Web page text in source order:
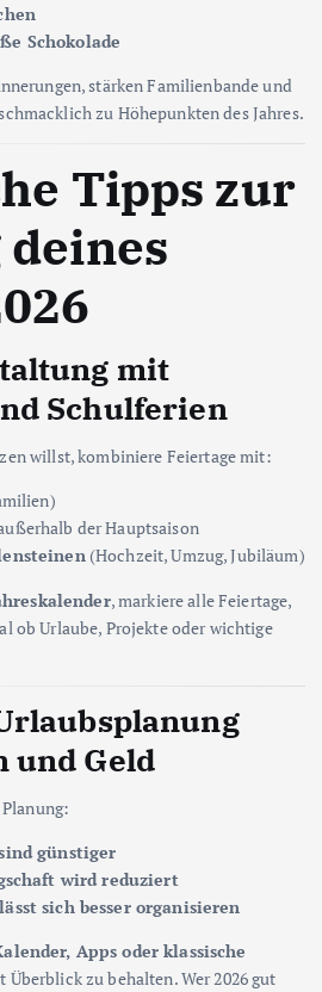
Schokolade
stärken Familienbande und
zu Höhepunkten des Jahres.
Tipps zur
mit
Schulferien
willst, kombiniere Feiertage mit:
der Hauptsaison
(Hochzeit, Umzug, Jubiläum)
, markiere alle Feiertage,
ob Urlaube, Projekte oder wichtige
und Geld
günstiger
wird reduziert
sich besser organisieren
Apps oder klassische
Überblick zu behalten. Wer 2026 gut